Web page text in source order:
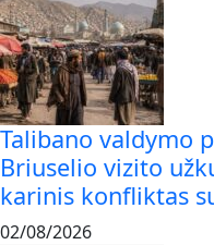
Talibano valdymo
Briuselio vizito
karinis konfliktas
02/08/2026